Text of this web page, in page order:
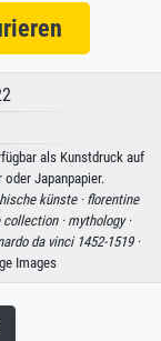
als Kunstdruck auf
Japanpapier.
künste · florentine
collection · mythology ·
da vinci 1452-1519 ·
Images